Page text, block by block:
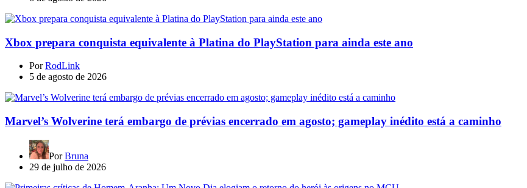
Xbox prepara conquista equivalente à Platina do PlayStation para ainda este ano
PorRodLink
5 de agosto de 2026
Marvel’s Wolverine terá embargo de prévias encerrado em agosto; gameplay inédito está a caminho
PorBruna
29 de julho de 2026